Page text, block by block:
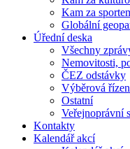
Kam za
Globální
Úřední deska
Všechny
Nemovitosti,
ČEZ odstávky
Výběrová
Ostatní
Veřejnoprávní
Kontakty
Kalendář akcí